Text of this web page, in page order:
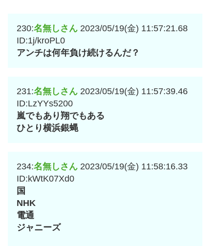
230:名無しさん 2023/05/19(金) 11:57:21.68
ID:1j/kroPL0
アンチは何年負け続けるんだ？
231:名無しさん 2023/05/19(金) 11:57:39.46
ID:LzYYs5200
嵐でもあり翔でもある
ひとり横浜銀蝿
234:名無しさん 2023/05/19(金) 11:58:16.33
ID:kWtK07Xd0
国
NHK
電通
ジャニーズ